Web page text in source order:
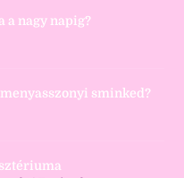
a nagy napig?
sminked?